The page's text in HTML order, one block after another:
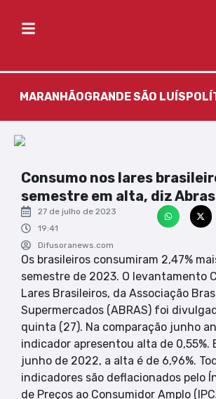
MARANHÃOGRANDE SÃO LUÍS
Consumo nos lares
semestre em alta, diz Abras
27 de julho de 2023
19:41
Difusoranews.com
Os brasileiros consumiram 2,47%
semestre de 2023. O levantamento
Lares Brasileiros, da Associação
Supermercados (ABRAS) foi
quinta (27). Na comparação junho
indicador apresentou alta de 0,55%.
junho de 2022, a alta é de 6,96%.
indicadores são deflacionados pelo
de Preços ao Consumidor Amplo